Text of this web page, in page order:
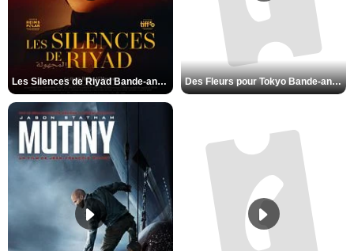
Les Silences de Riyad Bande-annonce VO STFR Des Fleurs pour Tokyo Bande-annonce VO STFR